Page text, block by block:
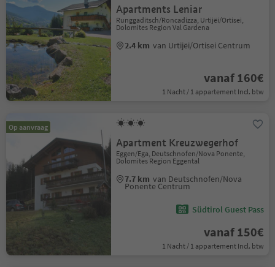
Apartments Leniar
Runggaditsch/Roncadizza, Urtijëi/Ortisei,
Dolomites Region Val Gardena
2.4 km van Urtijëi/Ortisei Centrum
vanaf 160€
1 Nacht / 1 appartement Incl. btw
Op aanvraag
Apartment Kreuzwegerhof
Eggen/Ega, Deutschnofen/Nova Ponente,
Dolomites Region Eggental
7.7 km van Deutschnofen/Nova
Ponente Centrum
Südtirol Guest Pass
vanaf 150€
1 Nacht / 1 appartement Incl. btw